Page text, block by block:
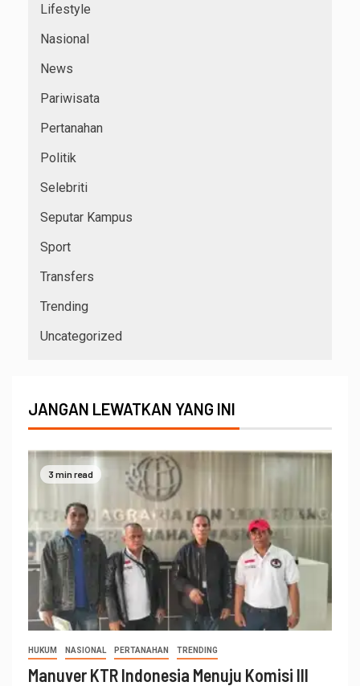
Lifestyle
Nasional
News
Pariwisata
Pertanahan
Politik
Selebriti
Seputar Kampus
Sport
Transfers
Trending
Uncategorized
JANGAN LEWATKAN YANG INI
3 min read
HUKUM NASIONAL PERTANAHAN TRENDING
Manuver KTR Indonesia Menuju Komisi III